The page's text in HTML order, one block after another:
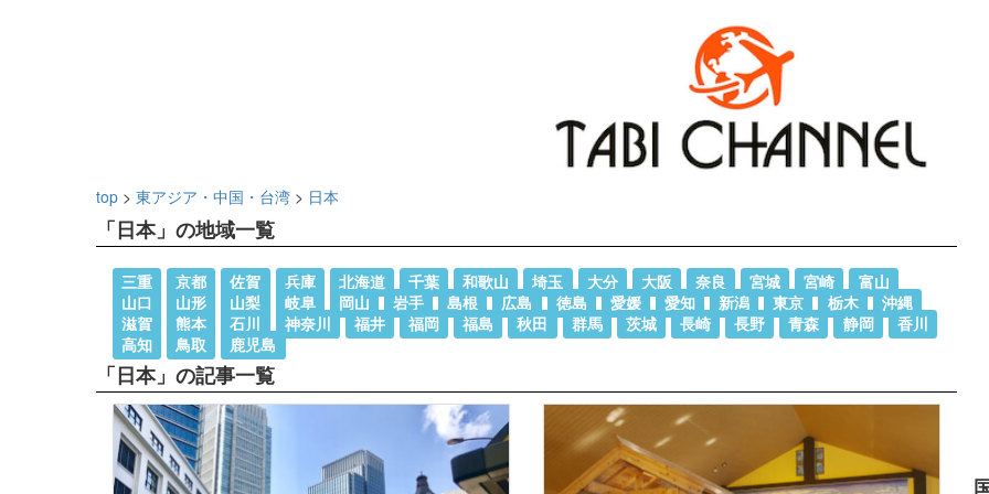
top > 東アジア・中国・台湾 > 日本
「日本」の地域一覧
三重 京都 佐賀 兵庫 北海道 千葉 和歌山 埼玉 大分 大阪 奈良 宮城 宮崎
富山
山口
山形 山梨 岐阜 岡山 岩手 島根 広島 徳島 愛媛 愛知 新潟 東京 栃木
沖縄
滋賀
熊本 石川 神奈川 福井 福岡 福島 秋田 群馬 茨城 長崎 長野 青森 静岡
香川
高知
鳥取 鹿児島
「日本」の記事一覧